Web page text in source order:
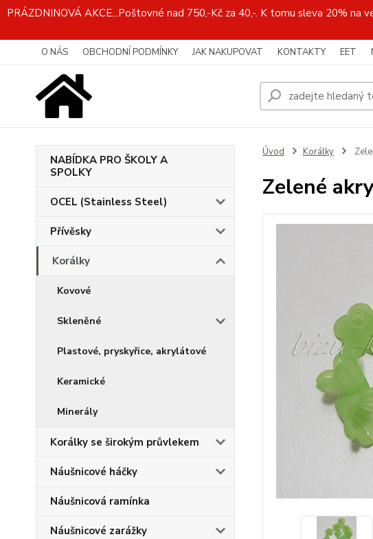
PRÁZDNINOVÁ AKCE...Poštovné nad 750,-Kč za 40,-. K tomu sleva 20%
O NÁS OBCHODNÍ PODMÍNKY JAK NAKUPOVAT KONTAKTY EET
NABÍDKA PRO ŠKOLY A
SPOLKY
OCEL (Stainless Steel)
Přívěsky
Korálky
Kovové
Skleněné
Plastové, pryskyřice, akrylátové
Keramické
Minerály
Korálky se širokým průvlekem
Náušnicové háčky
Náušnicová ramínka
Náušnicové zarážky
Úvod Korálky
Zelené